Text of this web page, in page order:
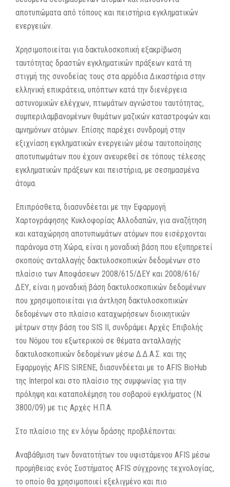
αποτυπώματα από τόπους και πειστήρια εγκληματικών
ενεργειών.
Χρησιμοποιείται για δακτυλοσκοπική εξακρίβωση
ταυτότητας δραστών εγκληματικών πράξεων κατά τη
στιγμή της συνοδείας τους στα αρμόδια Δικαστήρια στην
ελληνική επικράτεια, υπόπτων κατά την διενέργεια
αστυνομικών ελέγχων, πτωμάτων αγνώστου ταυτότητας,
συμπεριλαμβανομένων θυμάτων μαζικών καταστροφών και
αμνημόνων ατόμων. Επίσης παρέχει συνδρομή στην
εξιχνίαση εγκληματικών ενεργειών μέσω ταυτοποίησης
αποτυπωμάτων που έχουν ανευρεθεί σε τόπους τέλεσης
εγκληματικών πράξεων και πειστήρια, με σεσημασμένα
άτομα.
Επιπρόσθετα, διασυνδέεται με την Εφαρμογή
Χαρτογράφησης Κυκλοφορίας Αλλοδαπών, για αναζήτηση
και καταχώρηση αποτυπωμάτων ατόμων που εισέρχονται
παράνομα στη Χώρα, είναι η μοναδική βάση που εξυπηρετεί
σκοπούς ανταλλαγής δακτυλοσκοπικών δεδομένων στο
πλαίσιο των Αποφάσεων 2008/615/ΔΕΥ και 2008/616/
ΔΕΥ, είναι η μοναδική βάση δακτυλοσκοπικών δεδομένων
που χρησιμοποιείται για άντληση δακτυλοσκοπικών
δεδομένων στο πλαίσιο καταχωρήσεων διοικητικών
μέτρων στην βάση του SIS II, συνδράμει Αρχές Επιβολής
του Νόμου του εξωτερικού σε θέματα ανταλλαγής
δακτυλοσκοπικών δεδομένων μέσω Δ.Δ.Α.Σ. και της
Εφαρμογής AFIS SIRENE, διασυνδέεται με το AFIS BioHub
της Interpol και στο πλαίσιο της συμφωνίας για την
πρόληψη και καταπολέμηση του σοβαρού εγκλήματος (Ν.
3800/09) με τις Αρχές Η.Π.Α.
Στο πλαίσιο της εν λόγω δράσης προβλέπονται:
Αναβάθμιση των δυνατοτήτων του υφιστάμενου AFIS μέσω
προμήθειας ενός Συστήματος AFIS σύγχρονης τεχνολογίας,
το οποίο θα χρησιμοποιεί εξελιγμένο και πιο